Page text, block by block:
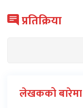
प्रतिक्रिया
लेखकको बारेमा